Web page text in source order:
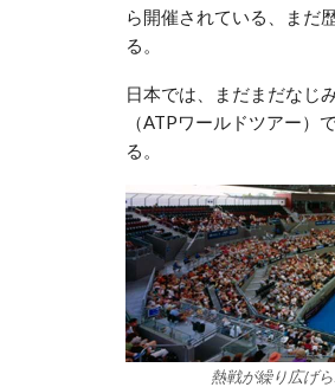
ら開催されている、まだ
る。
日本では、まだまだなじ
（ATPワールドツアー
る。
熱戦が繰り広げ